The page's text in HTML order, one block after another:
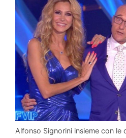
Alfonso Signorini insieme con le